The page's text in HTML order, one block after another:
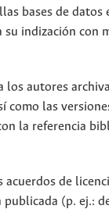
bases de datos
indización con
autores
como las
la referencia
de
(p. ej.: